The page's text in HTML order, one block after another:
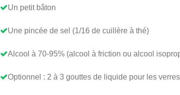
Un petit bâton
Une pincée de sel (1/16 de cuillère à thé)
Alcool à 70-95% (alcool à friction ou alcool
Optionnel : 2 à 3 gouttes de liquide pour les